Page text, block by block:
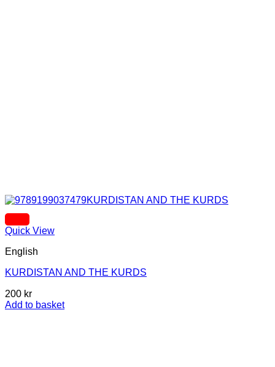
Quick View
English
KURDISTAN AND THE KURDS
200 kr
Add to basket